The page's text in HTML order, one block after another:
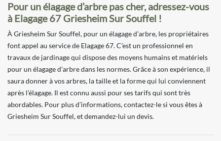
Pour un élagage d’arbre pas cher, adressez-vous
à Elagage 67 Griesheim Sur Souffel !
À Griesheim Sur Souffel, pour un élagage d’arbre, les propriétaires
font appel au service de Elagage 67. C’est un professionnel en
travaux de jardinage qui dispose des moyens humains et matériels
pour un élagage d’arbre dans les normes. Grâce à son expérience, il
saura donner à vos arbres, la taille et la forme qui lui conviennent
après l’élagage. Il est connu aussi pour ses tarifs qui sont très
abordables. Pour plus d’informations, contactez-le si vous êtes à
Griesheim Sur Souffel, et demandez-lui un devis.